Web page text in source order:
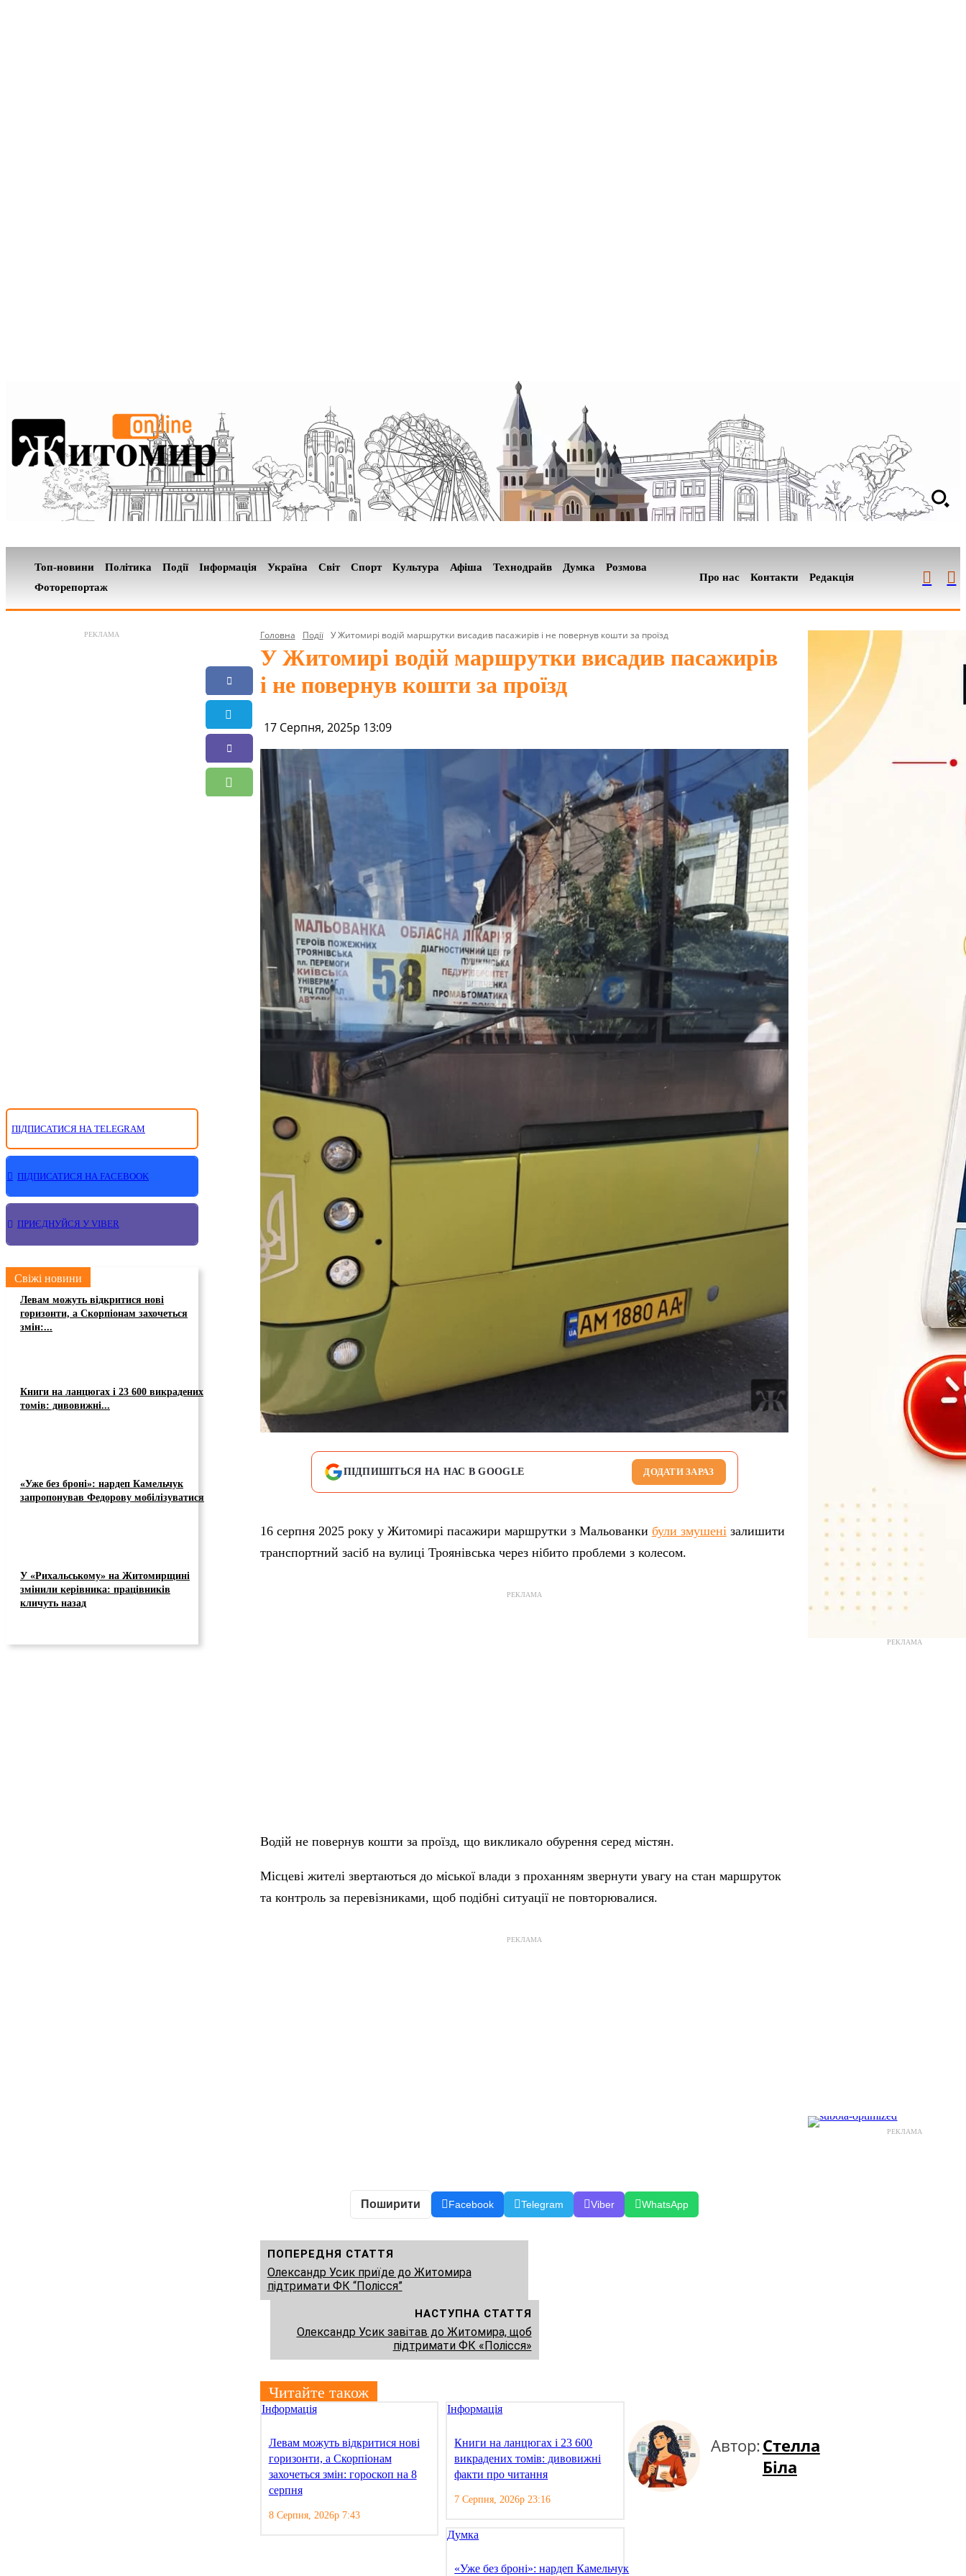
Топ-новини Політика Події Інформація Україна Світ Спорт Культура Афіша Технодрайв Думка
Розмова
Фоторепортаж
Про нас Контакти Редакція
РЕКЛАМА
ПІДПИСАТИСЯ НА TELEGRAM
ПІДПИСАТИСЯ НА FACEBOOK
ПРИЄДНУЙСЯ У VIBER
Свіжі новини
Левам можуть відкритися нові
горизонти, а Скорпіонам захочеться
змін:...
Книги на ланцюгах і 23 600 викрадених
томів: дивовижні...
«Уже без броні»: нардеп Камельчук
запропонував Федорову мобілізуватися
У «Рихальському» на Житомирщині
змінили керівника: працівників
кличуть назад
Головна Події У Житомирі водій маршрутки висадив пасажирів і не повернув кошти за проїзд
У Житомирі водій маршрутки висадив пасажирів
і не повернув кошти за проїзд
17 Серпня, 2025р 13:09
ПІДПИШІТЬСЯ НА НАС В GOOGLE ДОДАТИ ЗАРАЗ
16 серпня 2025 року у Житомирі пасажири маршрутки з Мальованки були змушенізалишити
транспортний засіб на вулиці Троянівська через нібито проблеми з колесом.
РЕКЛАМА
Водій не повернув кошти за проїзд, що викликало обурення серед містян.
Місцеві жителі звертаються до міської влади з проханням звернути увагу на стан маршруток
та контроль за перевізниками, щоб подібні ситуації не повторювалися.
РЕКЛАМА
Поширити Facebook Telegram Viber WhatsApp
ПОПЕРЕДНЯ СТАТТЯ
Олександр Усик приїде до Житомира
підтримати ФК “Полісся”
НАСТУПНА СТАТТЯ
Олександр Усик завітав до Житомира, щоб
підтримати ФК «Полісся»
Читайте також
Інформація
Левам можуть відкритися нові
горизонти, а Скорпіонам
захочеться змін: гороскоп на 8
серпня
8 Серпня, 2026р 7:43
Інформація
Книги на ланцюгах і 23 600
викрадених томів: дивовижні
факти про читання
7 Серпня, 2026р 23:16
Думка
«Уже без броні»: нардеп Камельчук
Автор:Стелла
Біла
РЕКЛАМА
РЕКЛАМА